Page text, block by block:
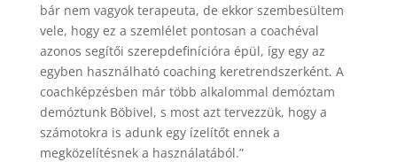
bár nem vagyok terapeuta, de ekkor szembesültem
vele, hogy ez a szemlélet pontosan a coachéval
azonos segítői szerepdefinícióra épül, így egy az
egyben használható coaching keretrendszerként. A
coachképzésben már több alkalommal demóztam
demóztunk Böbivel, s most azt tervezzük, hogy a
számotokra is adunk egy ízelítőt ennek a
megközelítésnek a használatából.”